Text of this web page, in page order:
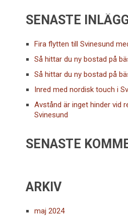
SENASTE
Fira flytten till Svinesund
Så hittar du ny bostad på
Så hittar du ny bostad på
Inred med nordisk touch i
Avstånd är inget hinder vid
Svinesund
SENASTE
ARKIV
maj 2024